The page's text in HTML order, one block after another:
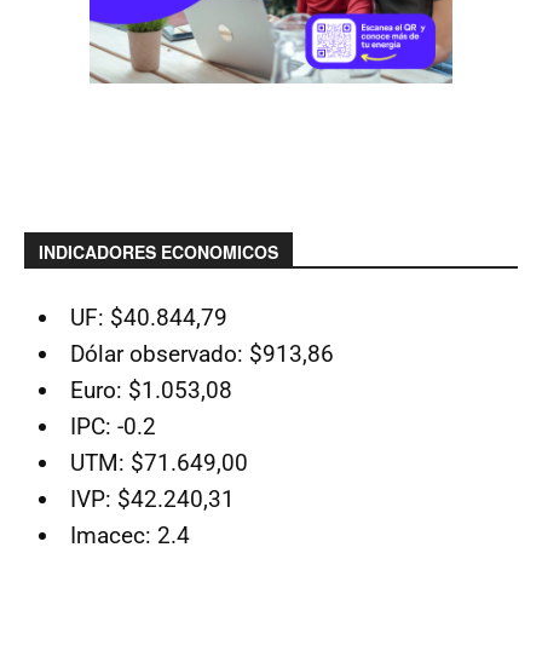
INDICADORES ECONOMICOS
UF: $40.844,79
Dólar observado: $913,86
Euro: $1.053,08
IPC: -0.2
UTM: $71.649,00
IVP: $42.240,31
Imacec: 2.4